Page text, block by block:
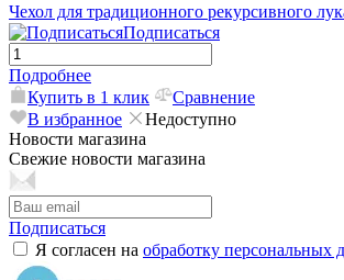
Чехол для традиционного рекурсивного
Подписаться
Подробнее
Купить в 1 клик
Сравнение
В избранное
Недоступно
Новости магазина
Свежие новости магазина
Подписаться
Я согласен на обработку персональных